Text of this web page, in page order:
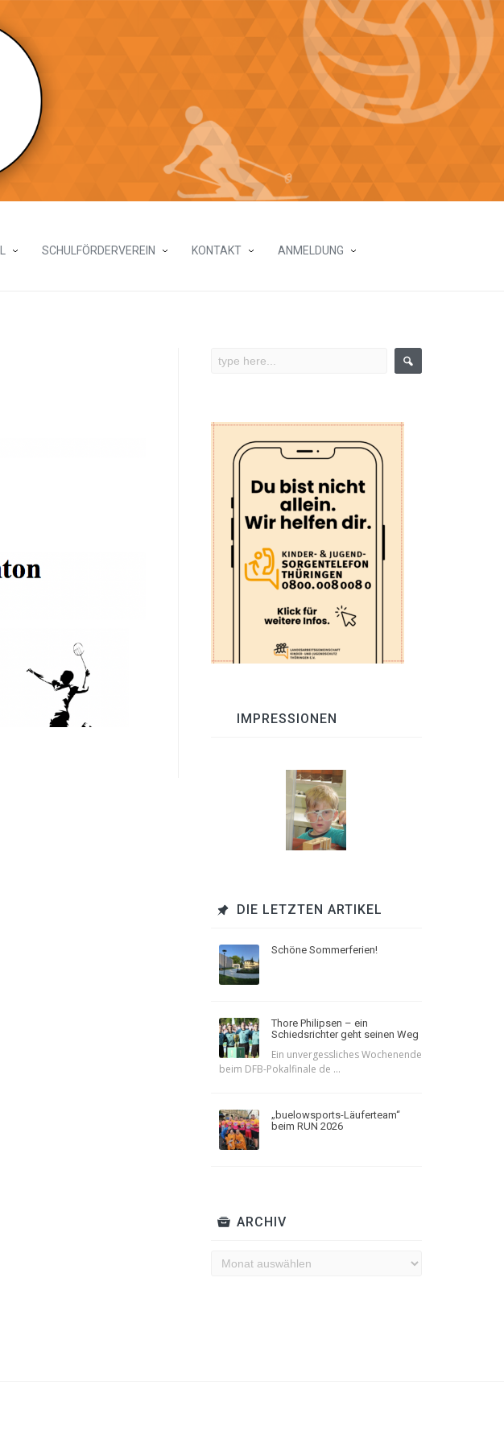
SCHULFÖRDERVEREIN KONTAKT ANMELDUNG
IMPRESSIONEN
DIE LETZTEN ARTIKEL
Schöne Sommerferien!
Thore Philipsen – ein
Schiedsrichter geht seinen Weg
Ein unvergessliches Wochenende
beim DFB-Pokalfinale de ...
„buelowsports-Läuferteam“
beim RUN 2026
ARCHIV
Archiv